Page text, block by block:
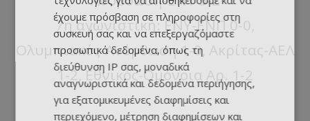
7η αγωνιστική: ΕΝΥ-ΕΝΠ 0-0,
Ολυμπιακός-Ανόρθωση 1-0, Ακρίτας-ΑΕΛ
1-2, Εθνικός-Ομόνοια Αρ. 1-2
-
έχουμε πρόσβαση σε πληροφορίες στη
συσκευή σας και να επεξεργαζόμαστε
προσωπικά δεδομένα, όπως τη
διεύθυνση IP σας, μοναδικά
αναγνωριστικά και δεδομένα περιήγησης,
για εξατομικευμένες διαφημίσεις και
περιεχόμενο, μέτρηση διαφημίσεων και